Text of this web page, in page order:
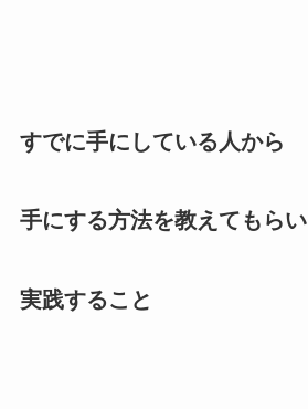
すでに手にしている人から
手にする方法を教えてもらい
実践すること